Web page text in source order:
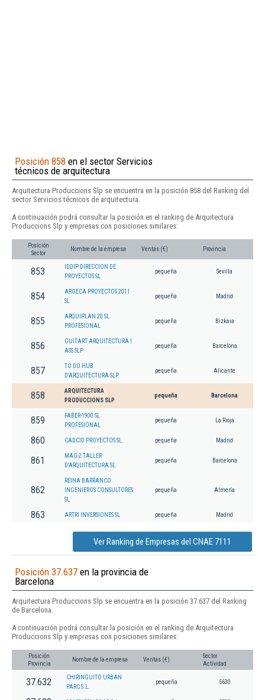
Posición 858 en el sector Servicios
técnicos de arquitectura
Arquitectura Produccions Slp se encuentra en la posición 858 del Ranking del
sector Servicios técnicos de arquitectura.
A continuación podrá consultar la posición en el ranking de Arquitectura
Produccions Slp y empresas con posiciones similares:
Posición
Sector
Nombre de la empresa Ventas (€) Provincia
853
IDDIP DIRECCION DE
PROYECTOS SL
pequeña Sevilla
854
ARGECA PROYECTOS 2011
SL
pequeña Madrid
855
ARQUIPLAN 20 SL
PROFESIONAL
pequeña Bizkaia
856
GUITART ARQUITECTURA I
ASS SLP
pequeña Barcelona
857
TO DO HUB
D'ARQUITECTURA SLP.
pequeña Alicante
858
ARQUITECTURA
PRODUCCIONS SLP
pequeña Barcelona
859
FABER-1900 SL
PROFESIONAL
pequeña La Rioja
860 CADCID PROYECTOS SL. pequeña Madrid
861
MAG-2 TALLER
D'ARQUITECTURA SL.
pequeña Barcelona
862
REINA BARRANCO
INGENIEROS CONSULTORES
SL
pequeña Almería
863 ARTRI INVERSIONES SL pequeña Madrid
Ver Ranking de Empresas del CNAE 7111
Posición 37.637 en la provincia de
Barcelona
Arquitectura Produccions Slp se encuentra en la posición 37.637 del Ranking
de Barcelona.
A continuación podrá consultar la posición en el ranking de Arquitectura
Produccions Slp y empresas con posiciones similares:
Posición
Provincia
Nombre de la empresa Ventas (€)
Sector
Actividad
37.632
CHIRINGUITO URBAN
PARC S.L.
pequeña 5630